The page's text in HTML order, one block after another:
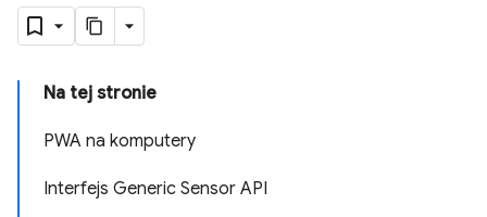
Na tej stronie
PWA na komputery
Interfejs Generic Sensor API